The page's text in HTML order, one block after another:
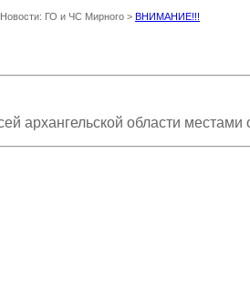
ГО и ЧС Мирного > ВНИМАНИЕ!!!
области местами